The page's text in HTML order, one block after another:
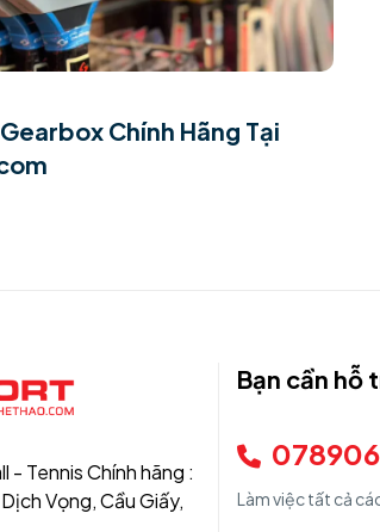
Chính Hãng Tại
- Tennis Chính hãng :
Vọng, Cầu Giấy,
Bạn cần hỗ
Làm việc tất cả